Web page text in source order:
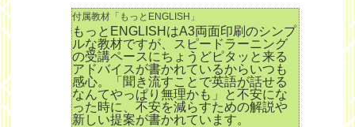
付属教材「もっとENGLISH」
もっとENGLISHはA3両面印刷のシンプ
ルな教材ですが、スピードラーニング
の受講ペースにちょうどピタッと来る
アドバイスが書かれているからいつも
感心。「聞き流すことで英語が話せる
なんてやっぱり無理かも」と不安にな
った時に、不安を減らすための解説や
新しい提案が書かれています。